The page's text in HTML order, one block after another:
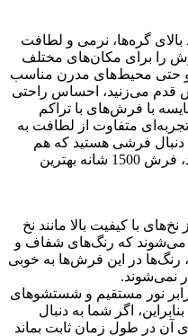
تعداد بالای گره‌ها، نرمی و لطافت
را برای مکان‌های مختلف
و حتی محیط‌های مدرن مناسب
قدم می‌زنید، احساس راحتی
با فرش‌های با تراکم
فرش‌های 1500 شانه تجربه‌ای متفاوت از لطافت به
دنبال فرشی هستید که هم
زیبایی و هم راحتی داشته باشد، فرش 1500 شانه بهترین
از نخ‌های با کیفیت بالا مانند نخ
می‌شوند که رنگ‌های شفاف و
رنگ‌ها در این فرش‌ها به خوبی
نمی‌شوند.
نور مستقیم و شستشوهای
اگر شما به دنبال
آن در طول زمان ثابت بماند